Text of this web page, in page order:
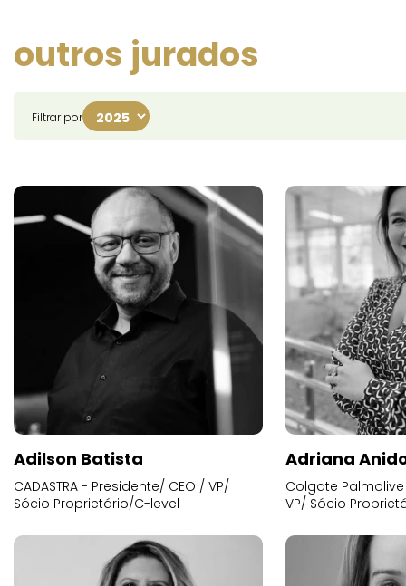
outros jurados
Filtrar por
Adilson Batista
CADASTRA - Presidente/ CEO / VP/
Sócio Proprietário/C-level
Adriana
Colgate
VP/ Sócio